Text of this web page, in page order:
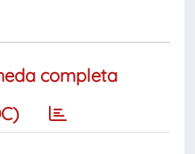
completa